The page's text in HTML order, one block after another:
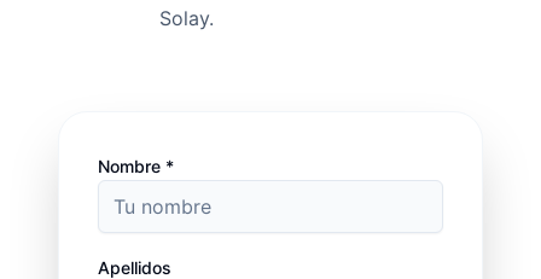
Solay.
Nombre *
Apellidos